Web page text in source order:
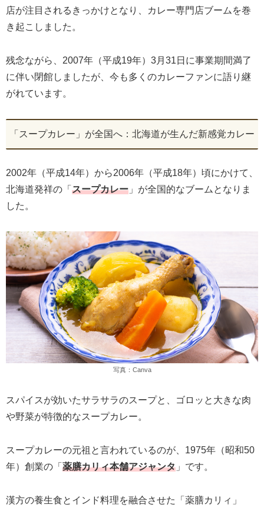
店が注目されるきっかけとなり、カレー専門店ブームを巻
き起こしました。
残念ながら、2007年（平成19年）3月31日に事業期間満了
に伴い閉館しましたが、今も多くのカレーファンに語り継
がれています。
「スープカレー」が全国へ：北海道が生んだ新感覚カレー
2002年（平成14年）から2006年（平成18年）頃にかけて、
北海道発祥の「 スープカレー 」が全国的なブームとなりま
した。
写真：Canva
スパイスが効いたサラサラのスープと、ゴロッと大きな肉
や野菜が特徴的なスープカレー。
スープカレーの元祖と言われているのが、1975年（昭和50
年）創業の「 薬膳カリィ本舗アジャンタ 」です。
漢方の養生食とインド料理を融合させた「薬膳カリィ」